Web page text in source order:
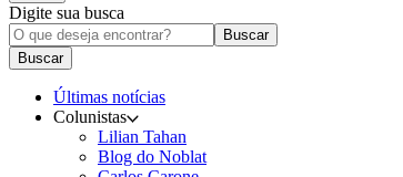
Digite sua busca
Buscar
Buscar
Últimas notícias
Colunistas
Lilian Tahan
Blog do Noblat